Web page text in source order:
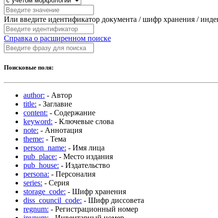
Или введите идентификатор документа / шифр хранения /
Справка о расширенном поиске
Поисковые поля:
author: - Автор
title: - Заглавие
content: - Содержание
keyword: - Ключевые слова
note: - Аннотация
theme: - Тема
person_name: - Имя лица
pub_place: - Место издания
pub_house: - Издательство
persona: - Персоналия
series: - Серия
storage_code: - Шифр хранения
diss_council_code: - Шифр диссовета
regnum: - Регистрационный номер